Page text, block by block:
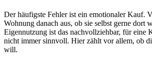
Der häufigste Fehler ist ein emotionaler Kauf.
Wohnung danach aus, ob sie selbst gerne dort
Eigennutzung ist das nachvollziehbar, für eine
nicht immer sinnvoll. Hier zählt vor allem, ob
will.